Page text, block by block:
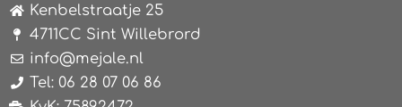
Kenbelstraatje 25
4711CC Sint Willebrord
info@mejale.nl
Tel: 06 28 07 06 86